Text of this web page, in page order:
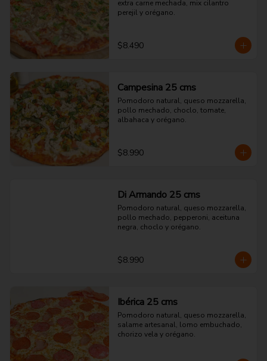
extra carne mechada, mix cilantro
perejil y orégano.
$8.490
Campesina 25 cms
Pomodoro natural, queso mozzarella,
pollo mechado, choclo, tomate,
albahaca y orégano.
$8.990
Di Armando 25 cms
Pomodoro natural, queso mozzarella,
pollo mechado, pepperoni, aceituna
negra, choclo y orégano.
$8.990
Ibérica 25 cms
Pomodoro natural, queso mozzarella,
salame artesanal, lomo embuchado,
chorizo vela y orégano.